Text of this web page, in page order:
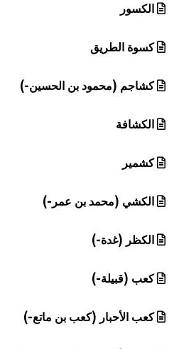
الكسور
كسوة الطريق
كشاجم (محمود بن الحسين-)
الكشافة
كشمير
الكشي (محمد بن عمر-)
الكظر (غدة-)
كعب (قبيلة-)
كعب الأحبار (كعب بن ماتع-)